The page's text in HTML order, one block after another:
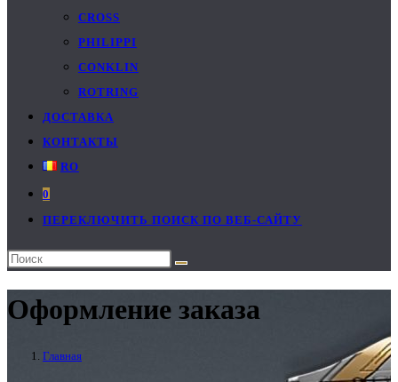
CROSS
PHILIPPI
CONKLIN
ROTRING
ДОСТАВКА
КОНТАКТЫ
RO
0
ПЕРЕКЛЮЧИТЬ ПОИСК ПО ВЕБ-САЙТУ
Оформление заказа
Главная